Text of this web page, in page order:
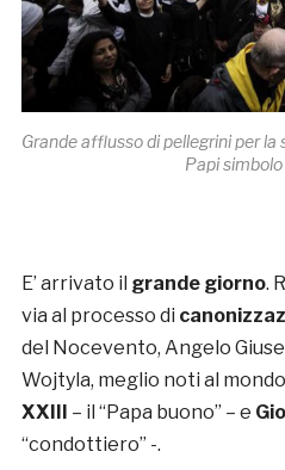
Grande afflusso di pellegrini per
Papi
E’ arrivato il grande giorno.
via al processo di
del Nocevento, Angelo
Wojtyla, meglio noti al
XXIII – il “Papa buono” – e
“condottiero” -.